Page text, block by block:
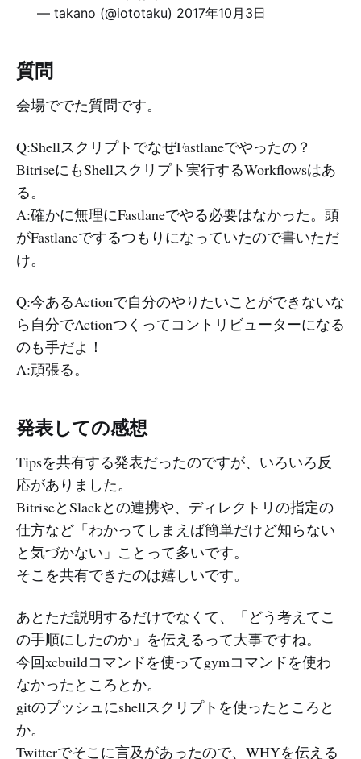
— takano (@iototaku) 2017年10月3日
質問
会場ででた質問です。
Q:ShellスクリプトでなぜFastlaneでやったの？
BitriseにもShellスクリプト実行するWorkflowsはあ
る。
A:確かに無理にFastlaneでやる必要はなかった。頭
がFastlaneでするつもりになっていたので書いただ
け。
Q:今あるActionで自分のやりたいことができないな
ら自分でActionつくってコントリビューターになる
のも手だよ！
A:頑張る。
発表しての感想
Tipsを共有する発表だったのですが、いろいろ反
応がありました。
BitriseとSlackとの連携や、ディレクトリの指定の
仕方など「わかってしまえば簡単だけど知らない
と気づかない」ことって多いです。
そこを共有できたのは嬉しいです。
あとただ説明するだけでなくて、「どう考えてこ
の手順にしたのか」を伝えるって大事ですね。
今回xcbuildコマンドを使ってgymコマンドを使わ
なかったところとか。
gitのプッシュにshellスクリプトを使ったところと
か。
Twitterでそこに言及があったので、WHYを伝える